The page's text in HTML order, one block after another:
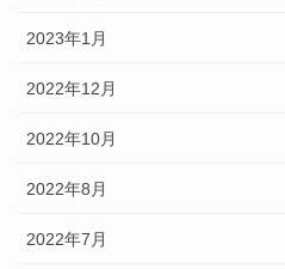
2023年1月
2022年12月
2022年10月
2022年8月
2022年7月